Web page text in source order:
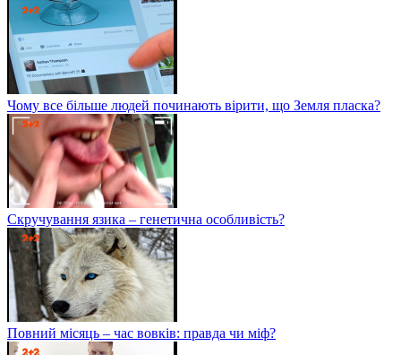
Чому все більше людей починають вірити, що Земля пласка?
Скручування язика – генетична особливість?
Повний місяць – час вовків: правда чи міф?